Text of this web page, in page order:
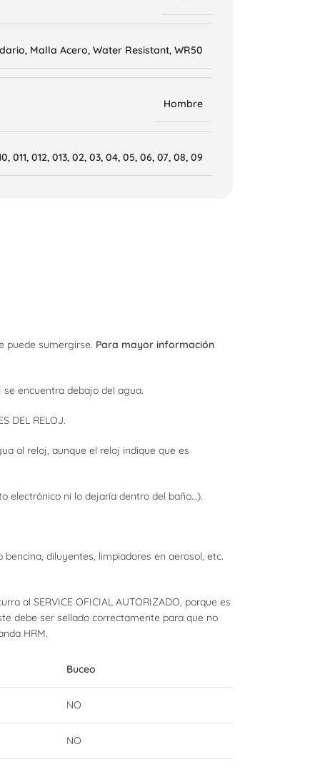
, Malla Acero, Water Resistant, WR50
Hombre
, 011, 012, 013, 02, 03, 04, 05, 06, 07, 08, 09
puede sumergirse. Para mayor información
encuentra debajo del agua.
DEL RELOJ.
al reloj, aunque el reloj indique que es
electrónico ni lo dejaría dentro del baño…).
diluyentes, limpiadores en aerosol, etc.
al SERVICE OFICIAL AUTORIZADO, porque es
debe ser sellado correctamente para que no
HRM.
Buceo
NO
NO